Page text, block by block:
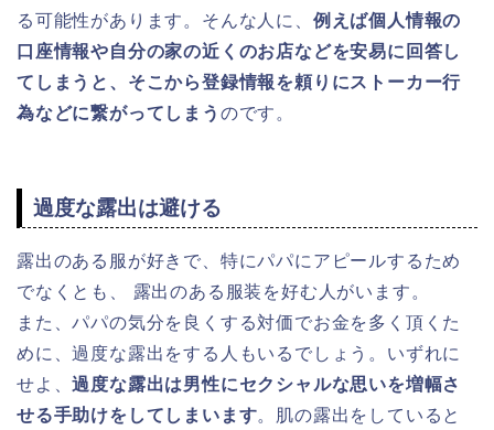
る可能性があります。そんな人に、 例えば個人情報の
口座情報や自分の家の近くのお店などを安易に回答し
てしまうと、そこから登録情報を頼りにストーカー行
為などに繋がってしまう のです。
過度な露出は避ける
露出のある服が好きで、特にパパにアピールするため
でなくとも、 露出のある服装を好む人がいます。
また、パパの気分を良くする対価でお金を多く頂くた
めに、過度な露出をする人もいるでしょう。いずれに
せよ、過度な露出は男性にセクシャルな思いを増幅さ
せる手助けをしてしまいます。肌の露出をしていると